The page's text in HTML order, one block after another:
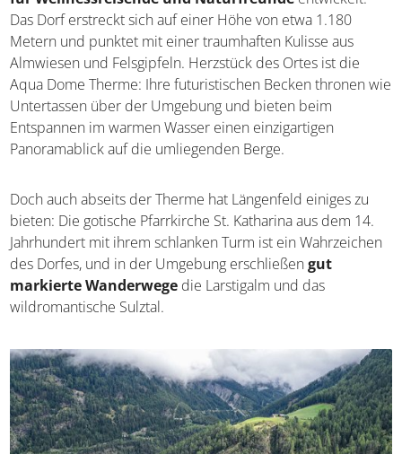
In den vergangenen Jahren hat sich Längenfeld im
mittleren Ötztal zu einem echtenGeheimtipp
für Wellnessreisende und Naturfreundeentwickelt.
Das Dorf erstreckt sich auf einer Höhe von etwa 1.180
Metern und punktet mit einer traumhaften Kulisse aus
Almwiesen und Felsgipfeln. Herzstück des Ortes ist die
Entspannen im warmen Wasser einen einzigartigen
Panoramablick auf die umliegenden Berge.
Doch auch abseits der Therme hat Längenfeld einiges zu
bieten: Die gotische Pfarrkirche St. Katharina aus dem 14.
Wahrzeichen des Dorfes, und in der Umgebung
erschließengut markierte Wanderwege
die Larstigalm
und das wildromantische Sulztal.